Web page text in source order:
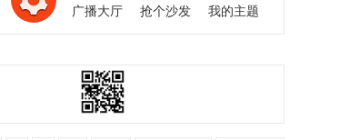
广播大厅
抢个沙发 我的主题